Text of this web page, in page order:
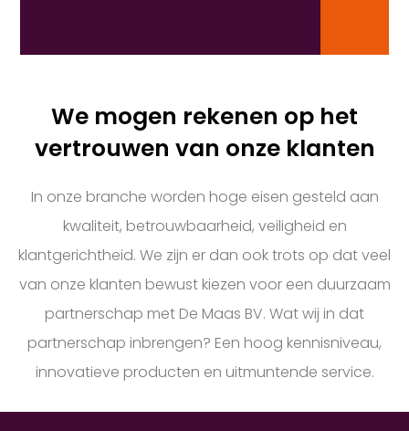
We mogen rekenen op het
vertrouwen van onze klanten
In onze branche worden hoge eisen gesteld aan
kwaliteit, betrouwbaarheid, veiligheid en
klantgerichtheid. We zijn er dan ook trots op dat veel
van onze klanten bewust kiezen voor een duurzaam
partnerschap met De Maas BV. Wat wij in dat
partnerschap inbrengen? Een hoog kennisniveau,
innovatieve producten en uitmuntende service.